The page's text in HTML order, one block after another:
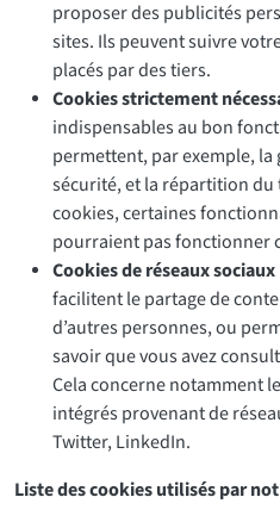
proposer des publicités
sites. Ils peuvent suivre
placés par des tiers.
Cookies strictement
indispensables au bon
permettent, par exemple, la
sécurité, et la répartition du
cookies, certaines
pourraient pas fonctionner
Cookies de réseaux sociaux
facilitent le partage de
d’autres personnes, ou
savoir que vous avez
Cela concerne notamment
intégrés provenant de
Twitter, LinkedIn.
Liste des cookies utilisés par